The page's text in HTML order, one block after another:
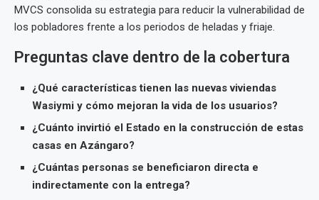
MVCS consolida su estrategia para reducir la vulnerabilidad de
los pobladores frente a los periodos de heladas y friaje.
Preguntas clave dentro de la cobertura
¿Qué características tienen las nuevas viviendas
Wasiymi y cómo mejoran la vida de los usuarios?
¿Cuánto invirtió el Estado en la construcción de estas
casas en Azángaro?
¿Cuántas personas se beneficiaron directa e
indirectamente con la entrega?